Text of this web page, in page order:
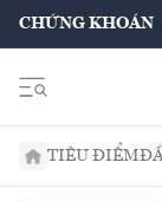
CHỨNG KHOÁN
TIÊU ĐIỂM